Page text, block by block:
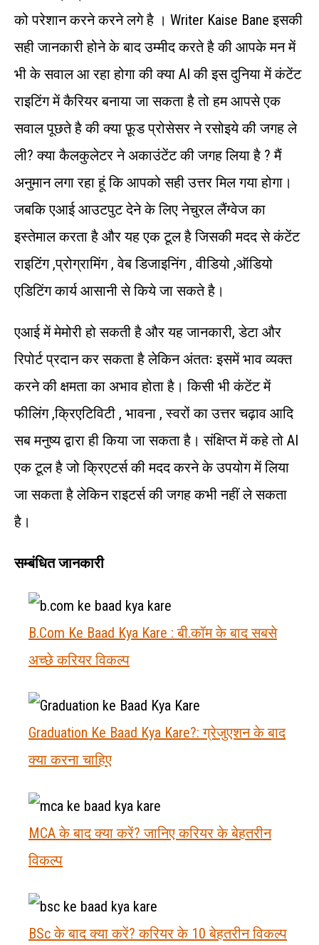
को परेशान करने करने लगे है । Writer Kaise Bane इसकी
सही जानकारी होने के बाद उम्मीद करते है की आपके मन में
भी के सवाल आ रहा होगा की क्या AI की इस दुनिया में कंटेंट
राइटिंग में कैरियर बनाया जा सकता है तो हम आपसे एक
सवाल पूछते है की क्या फ़ूड प्रोसेसर ने रसोइये की जगह ले
ली? क्या कैलकुलेटर ने अकाउंटेंट की जगह लिया है ? मैं
अनुमान लगा रहा हूं कि आपको सही उत्तर मिल गया होगा।
जबकि एआई आउटपुट देने के लिए नेचुरल लैंग्वेज का
इस्तेमाल करता है और यह एक टूल है जिसकी मदद से कंटेंट
राइटिंग ,प्रोग्रामिंग , वेब डिजाइनिंग , वीडियो ,ऑडियो
एडिटिंग कार्य आसानी से किये जा सकते है।
एआई में मेमोरी हो सकती है और यह जानकारी, डेटा और
रिपोर्ट प्रदान कर सकता है लेकिन अंततः इसमें भाव व्यक्त
करने की क्षमता का अभाव होता है। किसी भी कंटेंट में
फीलिंग ,क्रिएटिविटी , भावना , स्वरों का उत्तर चढ़ाव आदि
सब मनुष्य द्वारा ही किया जा सकता है। संक्षिप्त में कहे तो AI
एक टूल है जो क्रिएटर्स की मदद करने के उपयोग में लिया
जा सकता है लेकिन राइटर्स की जगह कभी नहीं ले सकता
है।
सम्बंधित जानकारी
B.Com Ke Baad Kya Kare : बी.कॉम के बाद सबसे
अच्छे करियर विकल्प
Graduation Ke Baad Kya Kare?: ग्रेजुएशन के बाद
क्या करना चाहिए
MCA के बाद क्या करें? जानिए करियर के बेहतरीन
विकल्प
BSc के बाद क्या करें? करियर के 10 बेहतरीन विकल्प